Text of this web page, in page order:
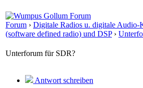
Forum › Digitale Radios u. digitale Audio-
(software defined radio) und DSP›
Unterforum für SDR?
Antwort schreiben